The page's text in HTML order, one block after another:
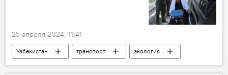
25 апреля 2024, 11:41
Узбекистан транспорт
экология
воздух
загрязнение воздуха